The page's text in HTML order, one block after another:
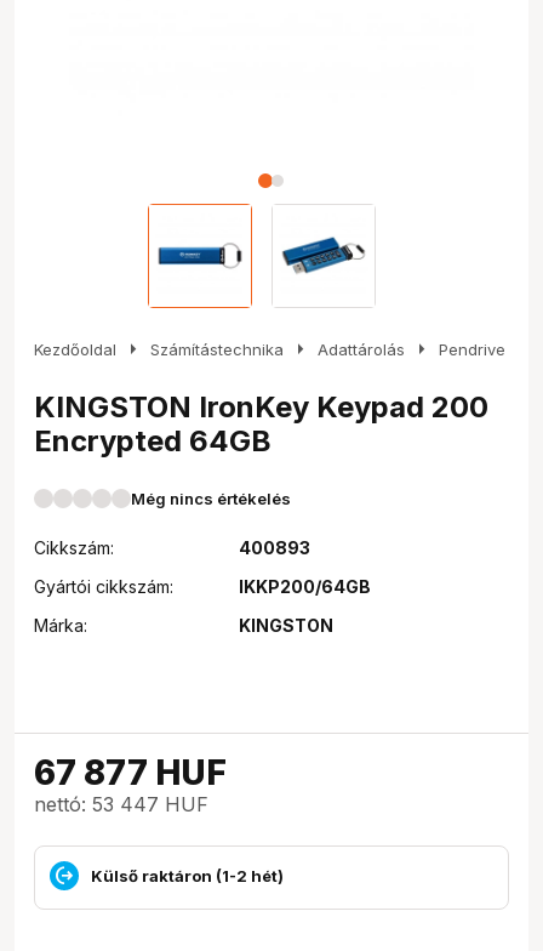
Kezdőoldal arrow_right Számítástechnika arrow_right Adattárolás arrow_right Pendrive
KINGSTON IronKey Keypad 200
Encrypted 64GB
Még nincs értékelés
Cikkszám:
400893
Gyártói cikkszám:
IKKP200/64GB
Márka:
KINGSTON
67 877 HUF
nettó: 53 447 HUF
Külső raktáron (1-2 hét)